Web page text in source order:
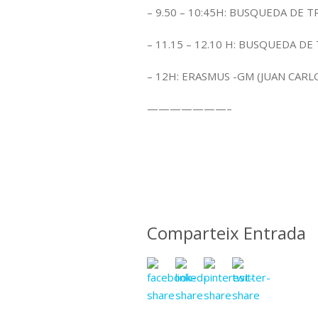
– 9.50 – 10:45H: BUSQUEDA DE
– 11.15 – 12.10 H: BUSQUEDA DE
– 12H: ERASMUS -GM (JUAN
———————–
Comparteix Entrada